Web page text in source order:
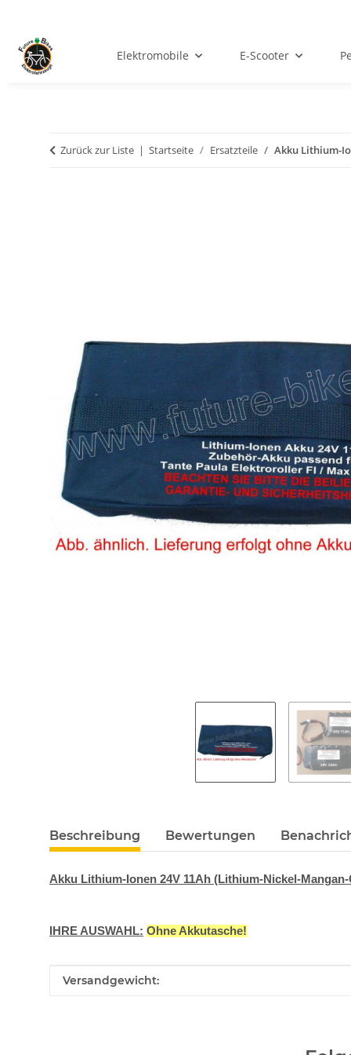
Elektromobile E-Scooter
Zurück zur Liste Startseite Ersatzteile Akku Lithium-
weitere Registerkarten anzeigen
Beschreibung Bewertungen
Akku Lithium-Ionen 24V 11Ah (Lithium-Nickel-
IHRE AUSWAHL: Ohne Akkutasche!
Produkteigenschaft
Wert
Versandgewicht: